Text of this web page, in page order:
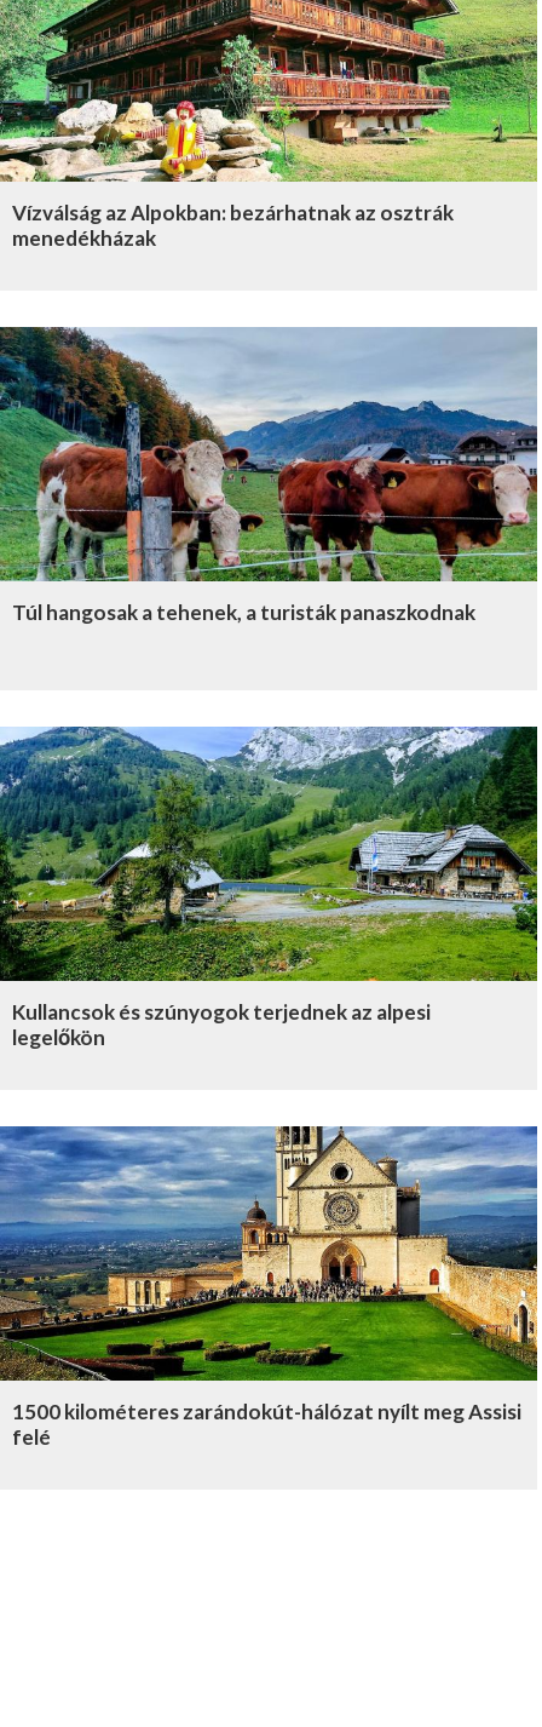
Vízválság az Alpokban: bezárhatnak az osztrák
menedékházak
Túl hangosak a tehenek, a turisták panaszkodnak
Kullancsok és szúnyogok terjednek az alpesi
legelőkön
1500 kilométeres zarándokút-hálózat nyílt meg Assisi
felé